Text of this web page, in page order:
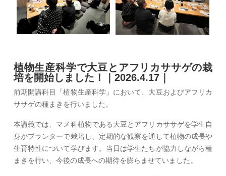
植物生産科学で大豆とアフリカササゲの栽
培を開始しました！｜2026.4.17｜
前期開講科目「植物生産科学」において、大豆およびアフリカ
ササゲの種まきを行いました。
本講義では、マメ科植物である大豆とアフリカササゲを学生自
身がプランターで栽培し、定期的な観察を通して植物の成長や
生育特性について学びます。当日は学生たちが協力しながら種
まきを行い、今後の成長への期待を膨らませていました。